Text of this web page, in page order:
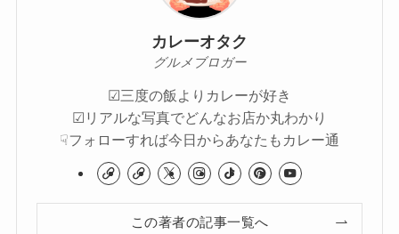
カレーオタク
グルメブロガー
☑︎三度の飯よりカレーが好き
☑︎リアルな写真でどんなお店か丸わかり
☟フォローすれば今日からあなたもカレー通
この著者の記事一覧へ